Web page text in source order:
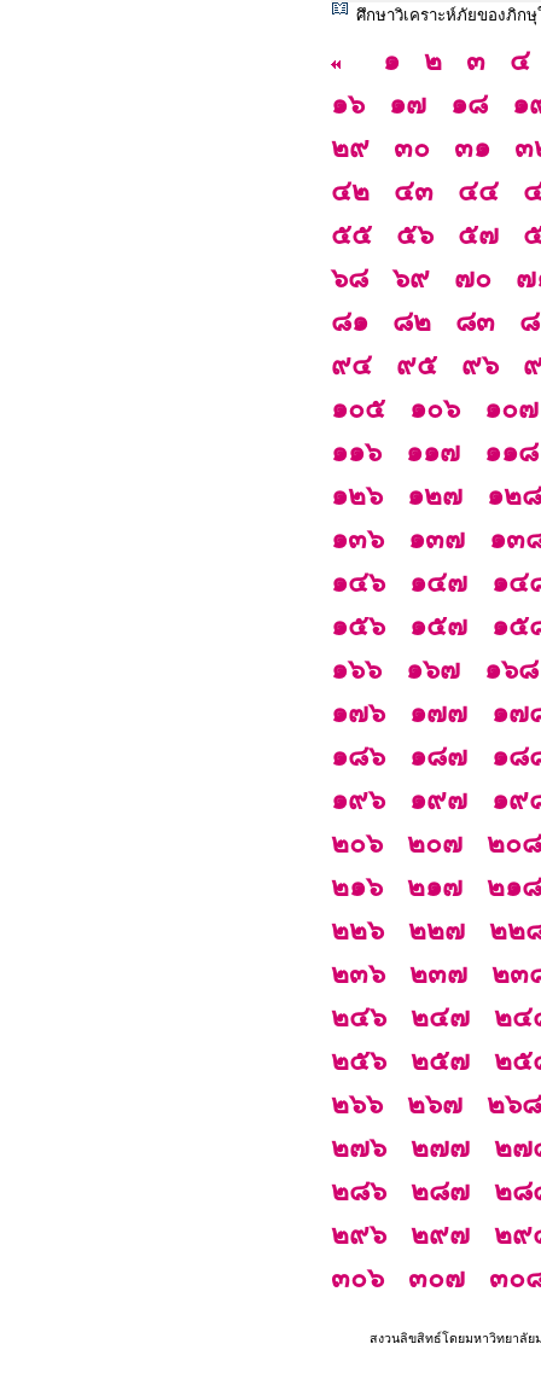
ศึกษาวิเคราะห์ภัยของภิก
๑ ๒ ๓
๔
๑๖
๑๗ ๑๘
๑
๒๙
๓๐ ๓๑
๓
๔๒
๔๓ ๔๔
๕๕
๕๖ ๕๗
๖๘
๖๙ ๗๐
๗
๘๑
๘๒ ๘๓
๙๔
๙๕ ๙๖
๑๐๕
๑๐๖
๑๐๗
๑๑๖
๑๑๗
๑๑๘
๑๒๖
๑๒๗
๑๒๘
๑๓๖
๑๓๗
๑๓
๑๔๖
๑๔๗
๑๔
๑๕๖
๑๕๗
๑๕
๑๖๖
๑๖๗
๑๖๘
๑๗๖
๑๗๗
๑๗
๑๘๖
๑๘๗
๑๘
๑๙๖
๑๙๗
๑๙
๒๐๖
๒๐๗
๒๐๘
๒๑๖
๒๑๗
๒๑๘
๒๒๖
๒๒๗
๒๒
๒๓๖
๒๓๗
๒๓
๒๔๖
๒๔๗
๒๔
๒๕๖
๒๕๗
๒๕
๒๖๖
๒๖๗
๒๖๘
๒๗๖
๒๗๗
๒๗
๒๘๖
๒๘๗
๒๘
๒๙๖
๒๙๗
๒๙
๓๐๖
๓๐๗ ๓๐
สงวนลิขสิทธ์โดยมหาวิทยาลั